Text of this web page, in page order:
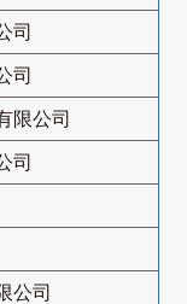
司
司
限公司
司
公司